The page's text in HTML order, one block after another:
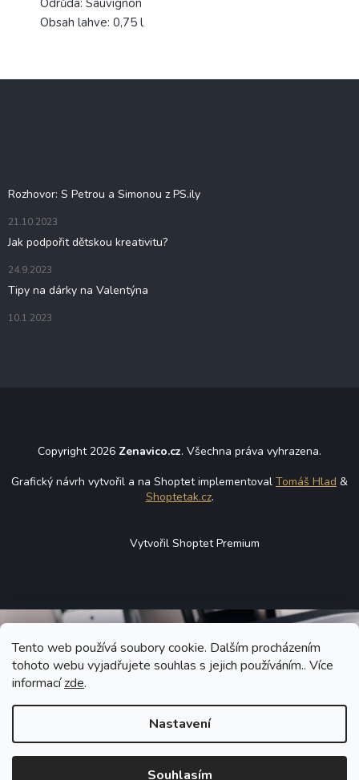
Tento web používá soubory cookie. Dalším procházením
tohoto webu vyjadřujete souhlas s jejich používáním.. Více
informacízde.
Nastavení
Souhlasím
Obsah lahve: 0,75 l
Rozhovor: S Petrou a Simonou z PS.ily
21.10.2023
Jak podpořit dětskou kreativitu?
24.9.2023
Tipy na dárky na Valentýna
10.1.2023
Copyright 2026 Zenavico.cz. Všechna práva vyhrazena.
Grafický návrh vytvořil a na Shoptet implementoval Tomáš Hlad &
Shoptetak.cz.
Vytvořil Shoptet Premium